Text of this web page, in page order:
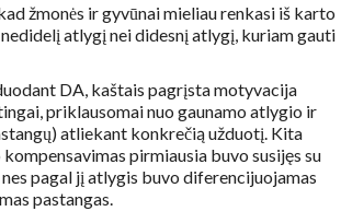
žmonės ir gyvūnai mieliau renkasi iš karto
atlygį nei didesnį atlygį, kuriam gauti
DA, kaštais pagrįsta motyvacija
priklausomai nuo gaunamo atlygio ir
atliekant konkrečią užduotį. Kita
pirmiausia buvo susijęs su
pagal jį atlygis buvo diferencijuojamas
pastangas.